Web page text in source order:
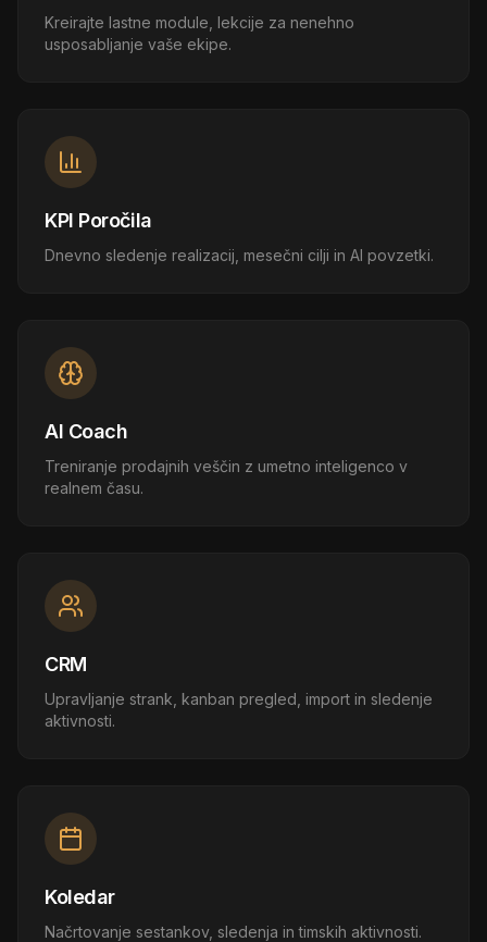
Kreirajte lastne module, lekcije za nenehno
usposabljanje vaše ekipe.
KPI Poročila
Dnevno sledenje realizacij, mesečni cilji in AI povzetki.
AI Coach
Treniranje prodajnih veščin z umetno inteligenco v
realnem času.
CRM
Upravljanje strank, kanban pregled, import in sledenje
aktivnosti.
Koledar
Načrtovanje sestankov, sledenja in timskih aktivnosti.